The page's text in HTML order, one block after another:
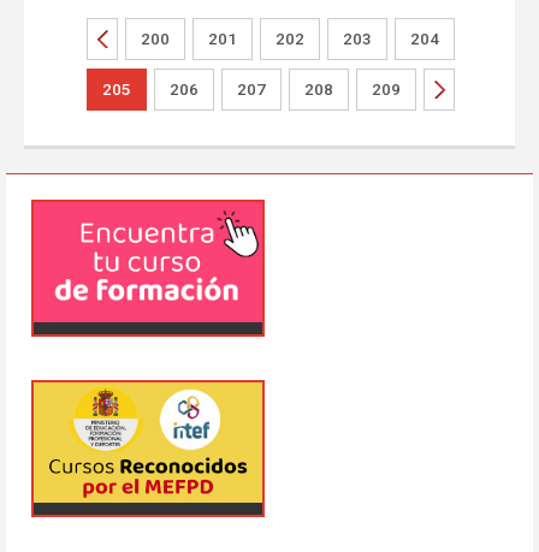
200 201 202 203 204
205 206 207 208 209